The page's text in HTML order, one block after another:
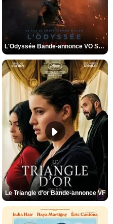
L'Odyssée Bande-annonce VO STFR
Le Triangle d'or Bande-annonce VF